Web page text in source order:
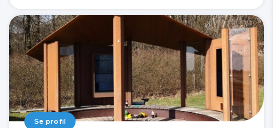
Se profil